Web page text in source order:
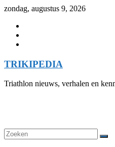
Skip
content
zondag, augustus 9, 2026
TRIKIPEDIA
Triathlon nieuws, verhalen en